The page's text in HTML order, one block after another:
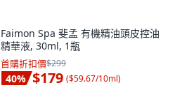
Faimon Spa 斐孟 有機精油頭皮控油
精華液, 30ml, 1瓶
首購折扣價$299
40% $179 ($59.67/10ml)